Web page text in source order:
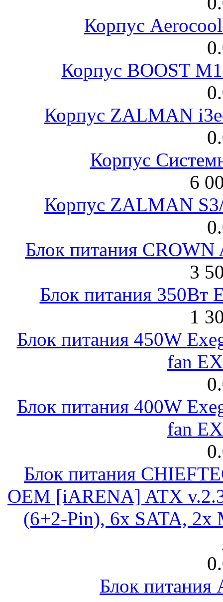
Корпус
Корпус BOOST
Корпус ZALMAN
Корпус
6
Корпус ZALMAN
Блок питания
3
Блок питания 350Вт
1
Блок питания 450W
fan
Блок питания 400W
fan
Блок питания
OEM [iARENA] ATX
(6+2-Pin), 6x SATA, 2x
Блок питания